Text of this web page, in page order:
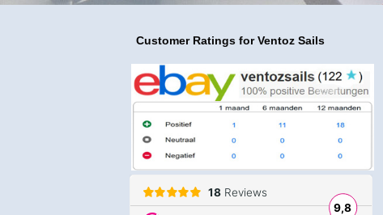
Customer Ratingsfor Ventoz Sails